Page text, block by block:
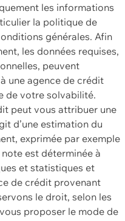
les informations
la politique de
générales. Afin
les données requises,
peuvent
une agence de crédit
de votre solvabilité.
peut vous attribuer une
d’une estimation du
exprimée par exemple
est déterminée à
et statistiques et
de crédit provenant
le droit, selon les
proposer le mode de